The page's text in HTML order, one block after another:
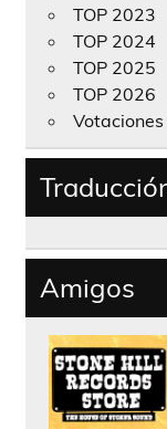
TOP 2023
TOP 2024
TOP 2025
TOP 2026
Votaciones
Amigos